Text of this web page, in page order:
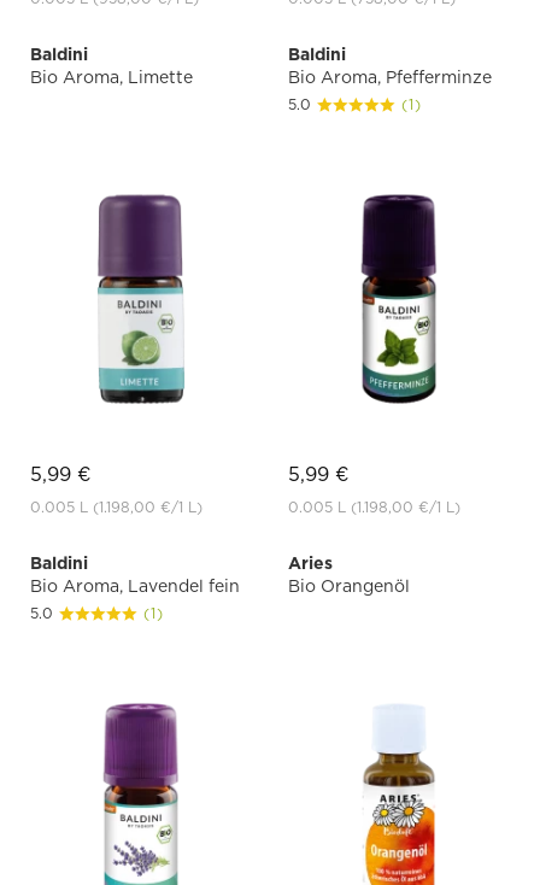
Baldini
Bio Aroma, Limette
5,99 €
0.005 L (1.198,00 €/1 L)
Baldini
Bio Aroma, Pfefferminze
5.0 (1)
5,99 €
0.005 L (1.198,00 €/1 L)
Baldini
Bio Aroma, Lavendel fein
5.0 (1)
Aries
Bio Orangenöl